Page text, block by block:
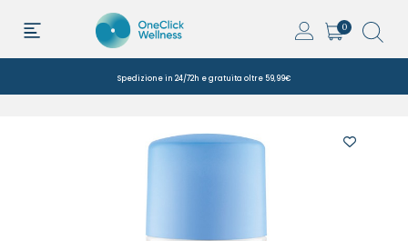
0
Spedizione in 24/72h e gratuita oltre 59,99€